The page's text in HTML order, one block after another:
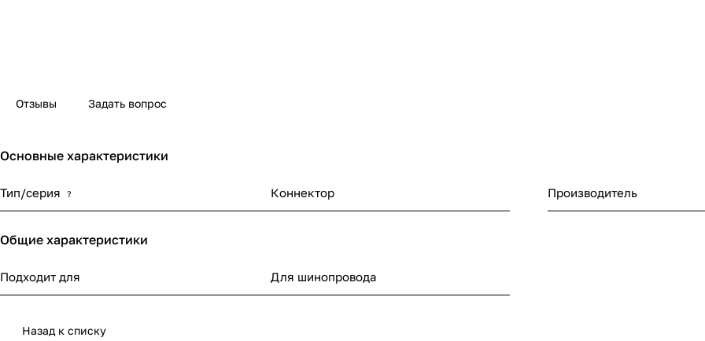
Отзывы Задать вопрос
Основные характеристики
Тип/серия ? Коннектор Производитель
Общие характеристики
Подходит для Для шинопровода
Назад к списку